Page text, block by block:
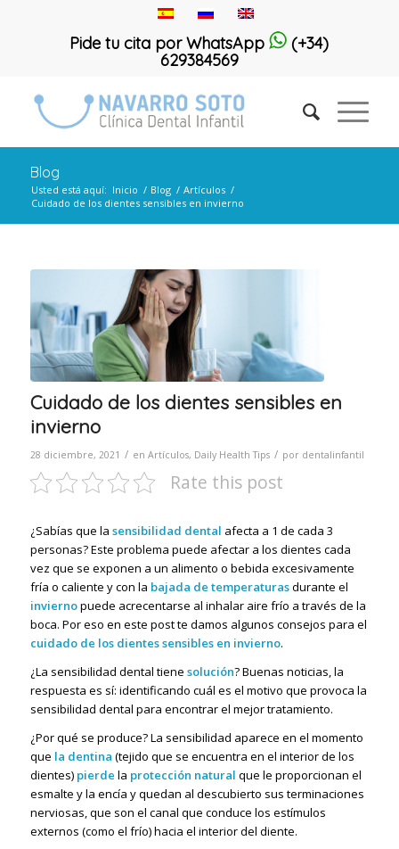
Pide tu cita por WhatsApp
(+34)
629384569
Blog
Usted está aquí: Inicio / Blog / Artículos /
Cuidado de los dientes sensibles en invierno
Cuidado de los dientes sensibles en
invierno
28 diciembre, 2021 / en Artículos, Daily Health Tips / por dentalinfantil
Rate this post
¿Sabías que la sensibilidad dental afecta a 1 de cada 3
personas? Este problema puede afectar a los dientes cada
vez que se exponen a un alimento o bebida excesivamente
fría o caliente y con la bajada de temperaturasdurante el
inviernopuede acrecentarse al inhalar aire frío a través de la
boca. Por eso en este post te damos algunos consejos para el
cuidado de los dientes sensibles en invierno.
¿La sensibilidad dental tiene solución? Buenas noticias, la
respuesta es sí: identificando cuál es el motivo que provoca la
sensibilidad dental para encontrar el mejor tratamiento.
¿Por qué se produce? La sensibilidad aparece en el momento
que la dentina (tejido que se encuentra en el interior de los
dientes) pierde la protección natural que le proporcionan el
esmalte y la encía y quedan al descubierto sus terminaciones
nerviosas, que son el canal que conduce los estímulos
externos (como el frío) hacia el interior del diente.